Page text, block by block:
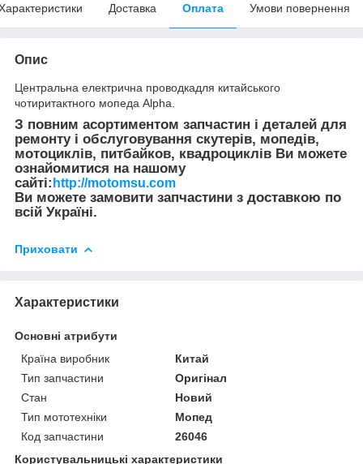
Доставка Оплата Умови повернення
Опис
Центральна електрична проводкадля китайського
чотиритактного мопеда Alpha.
З повним асортиментом запчастин і деталей для
ремонту і обслуговування скутерів, мопедів,
мотоциклів, питбайков, квадроциклів Ви можете
ознайомитися на нашому
сайті: http://motomsu.com
Ви можете замовити запчастини з доставкою по
всій Україні.
Приховати
Характеристики
Основні атрибути
Країна виробник
Китай
Тип запчастини
Оригінал
Стан
Новий
Тип мототехніки
Мопед
Код запчастини
26046
Користувальницькі характеристики